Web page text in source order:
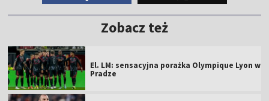
Zobacz też
El. LM: sensacyjna porażka Olympique Lyon w
Pradze